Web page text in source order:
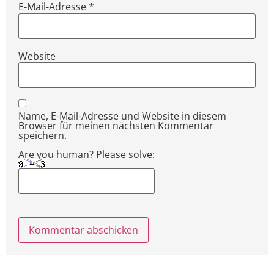
E-Mail-Adresse*
Website
Name, E-Mail-Adresse und Website in diesem
Browser für meinen nächsten Kommentar
speichern.
Are you human? Please solve: